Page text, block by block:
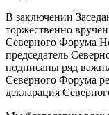
В заключении
торжественно
Северного Форума
председатель
подписаны ряд
Северного Форума
декларация